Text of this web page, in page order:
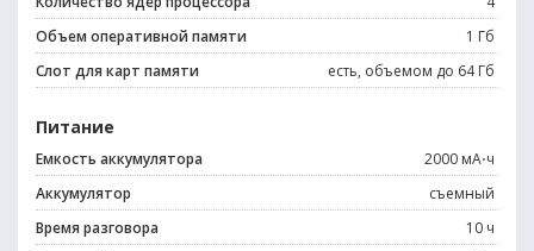
Объем оперативной памяти
1 Гб
Слот для карт памяти
есть, объемом до 64 Гб
Питание
Емкость аккумулятора
2000 мА⋅ч
Аккумулятор
съемный
Время разговора
10 ч